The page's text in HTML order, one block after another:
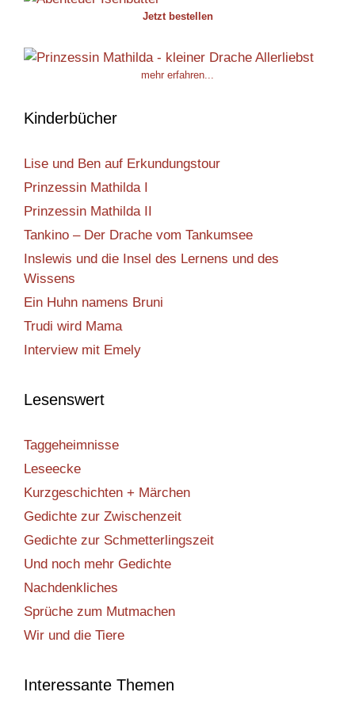
Jetzt bestellen
mehr erfahren...
Kinderbücher
Lise und Ben auf Erkundungstour
Prinzessin Mathilda I
Prinzessin Mathilda II
Tankino – Der Drache vom Tankumsee
Inslewis und die Insel des Lernens und des
Wissens
Ein Huhn namens Bruni
Trudi wird Mama
Interview mit Emely
Lesenswert
Taggeheimnisse
Leseecke
Kurzgeschichten + Märchen
Gedichte zur Zwischenzeit
Gedichte zur Schmetterlingszeit
Und noch mehr Gedichte
Nachdenkliches
Sprüche zum Mutmachen
Wir und die Tiere
Interessante Themen